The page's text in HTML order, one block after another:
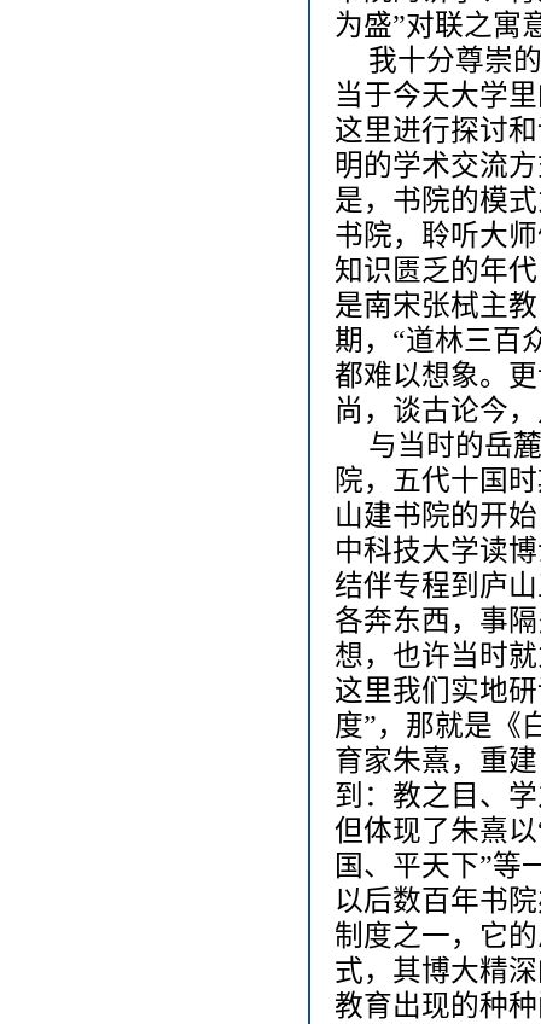
为盛”对联之寓
我十分尊崇
当于今天大学
这里进行探讨
明的学术交流
是，书院的模
书院，聆听大
知识匮乏的年
是南宋张栻主
期，“道林三百
都难以想象。
尚，谈古论今
与当时的岳
院，五代十国
山建书院的开
中科技大学读
结伴专程到庐
各奔东西，事
想，也许当时
这里我们实地
度”，那就是《
育家朱熹，重
到：教之目、
但体现了朱熹
国、平天下”等
以后数百年书
制度之一，它
式，其博大精
教育出现的种